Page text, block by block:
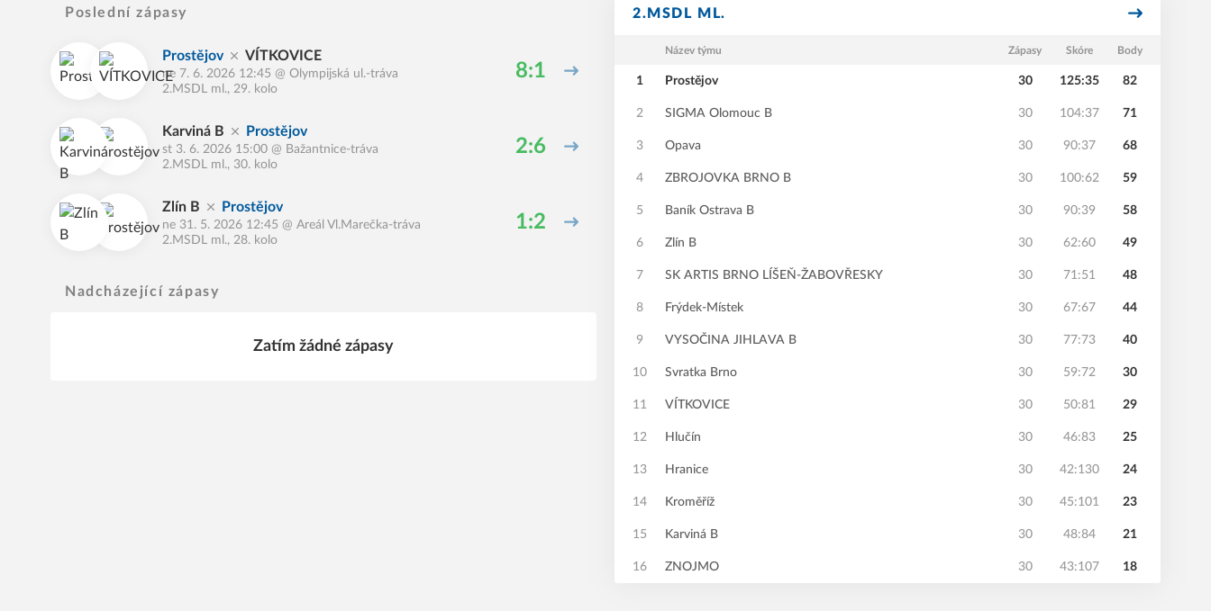
Poslední zápasy
Prostějov VÍTKOVICE
ne 7. 6. 2026 12:45 @ Olympijská ul.-tráva
2.MSDL ml., 29. kolo
8:1
Karviná B Prostějov
st 3. 6. 2026 15:00 @ Bažantnice-tráva
2.MSDL ml., 30. kolo
2:6
Zlín B Prostějov
ne 31. 5. 2026 12:45 @ Areál Vl.Marečka-tráva
2.MSDL ml., 28. kolo
1:2
Nadcházející zápasy
Zatím žádné zápasy
2.MSDL ML.
Název týmu Zápasy Skóre Body
1 Prostějov 30 125:35 82
2 SIGMA Olomouc B 30 104:37 71
3 Opava 30 90:37 68
4 ZBROJOVKA BRNO B 30 100:62 59
5 Baník Ostrava B 30 90:39 58
6 Zlín B 30 62:60 49
7 SK ARTIS BRNO LÍŠEŇ-ŽABOVŘESKY 30 71:51 48
8 Frýdek-Místek 30 67:67 44
9 VYSOČINA JIHLAVA B 30 77:73 40
10 Svratka Brno 30 59:72 30
11 VÍTKOVICE 30 50:81 29
12 Hlučín 30 46:83 25
13 Hranice 30 42:130 24
14 Kroměříž 30 45:101 23
15 Karviná B 30 48:84 21
16 ZNOJMO 30 43:107 18